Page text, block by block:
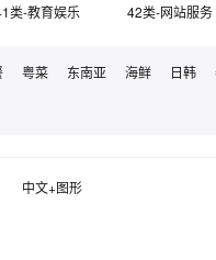
类-教育娱乐 42类-网站服务
粤菜 东南亚 海鲜 日韩
中文+图形